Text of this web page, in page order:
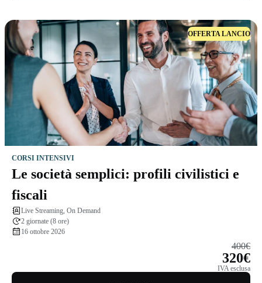
OFFERTA LANCIO
CORSI INTENSIVI
Le società semplici: profili civilistici e
fiscali
Live Streaming, On Demand
2 giornate (8 ore)
16 ottobre 2026
400€
320€
IVA esclusa